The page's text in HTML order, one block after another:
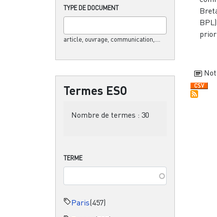
TYPE DE DOCUMENT
article, ouvrage, communication,....
Termes ESO
Nombre de termes : 30
TERME
Paris(457)